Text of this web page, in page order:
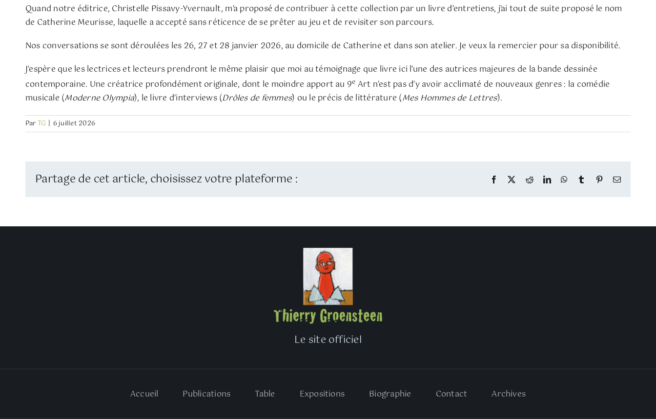
Quand notre éditrice, Christelle Pissavy-Yvernault, m’a proposé de contribuer à cette collection par un livre d’entretiens, j’ai tout de suite proposé le nom
de Catherine Meurisse, laquelle a accepté sans réticence de se prêter au jeu et de revisiter son parcours.
Nos conversations se sont déroulées les 26, 27 et 28 janvier 2026, au domicile de Catherine et dans son atelier. Je veux la remercier pour sa disponibilité.
J’espère que les lectrices et lecteurs prendront le même plaisir que moi au témoignage que livre ici l’une des autrices majeures de la bande dessinée
contemporaine. Une créatrice profondément originale, dont le moindre apport au 9e Art n’est pas d’y avoir acclimaté de nouveaux genres : la comédie
musicale (Moderne Olympia), le livre d’interviews (Drôles de femmes) ou le précis de littérature (Mes Hommes de Lettres).
ParTG 6 juillet 2026
Partage de cet article, choisissez votre plateforme : Facebook
TwitterRedditLinkedInWhatsApp
TumblrPinterestEmail
Le site officiel
Accueil Publications Table Expositions Biographie Contact Archives